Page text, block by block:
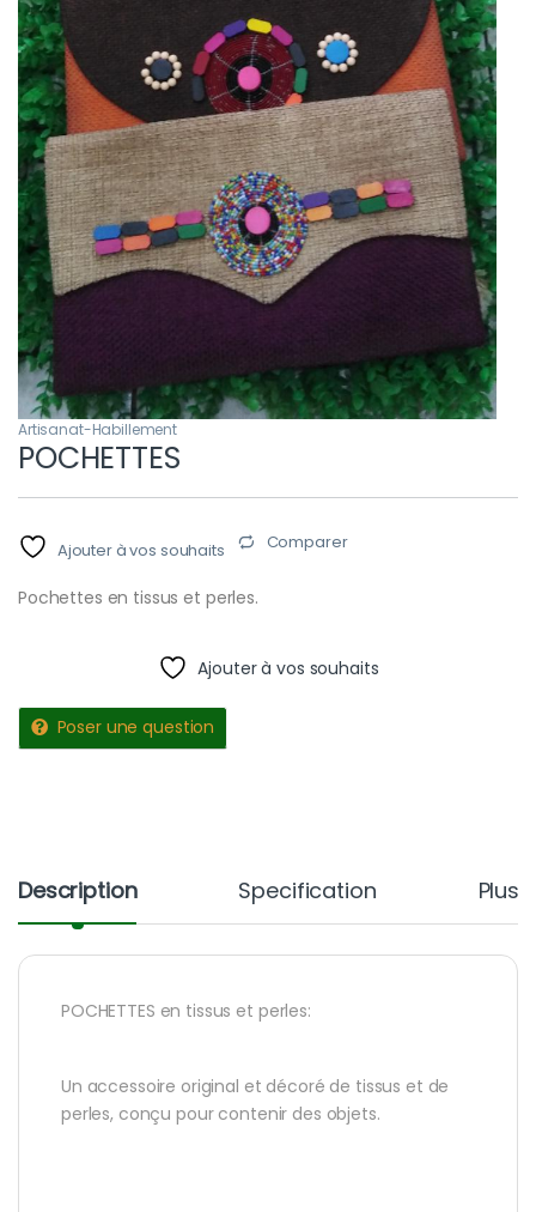
Artisanat-Habillement
POCHETTES
Ajouter à vos souhaits Comparer
Pochettes en tissus et perles.
Ajouter à vos souhaits
Poser une question
Description Specification Plus
POCHETTES en tissus et perles:
Un accessoire original et décoré de tissus et de
perles, conçu pour contenir des objets.